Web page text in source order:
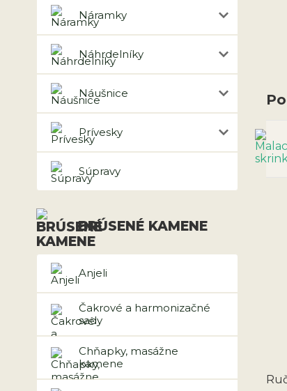
Náramky
Náhrdelníky
Náušnice
Prívesky
Súpravy
BRÚSENÉ KAMENE
Anjeli
Čakrové a harmonizačné
sady
Chňapky, masážne
kamene